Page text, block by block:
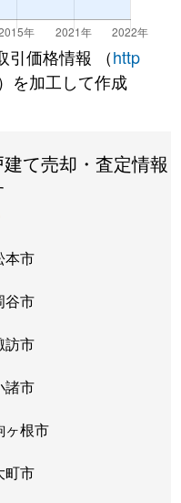
引価格情報 （http
を加工して作成
て売却・査定情報
本市
谷市
訪市
諸市
ヶ根市
町市